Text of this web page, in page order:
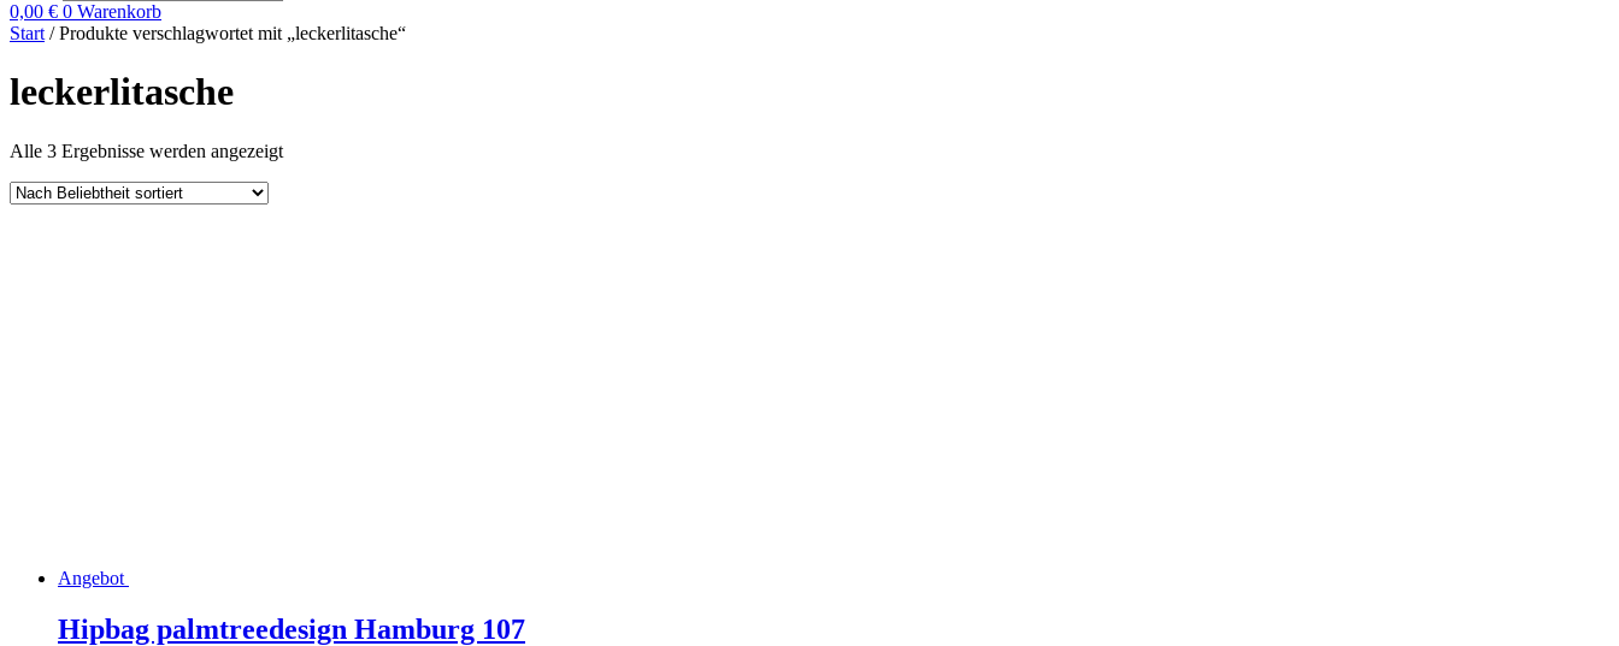
0,00 € 0 Warenkorb
Start / Produkte verschlagwortet mit „leckerlitasche“
leckerlitasche
Alle 3 Ergebnisse werden angezeigtNach
Angebot
Hipbag palmtreedesign Hamburg 107